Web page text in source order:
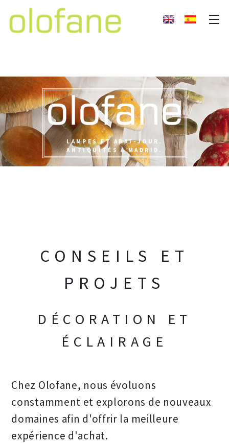
LAMPES ET ABAT-JOUR.
ANTIQUITÉS À MADRID.
CONSEILS ET
PROJETS
DÉCORATION ET
ÉCLAIRAGE
Chez Olofane, nous évoluons
constamment et explorons de nouveaux
domaines afin d'offrir la meilleure
expérience d'achat.